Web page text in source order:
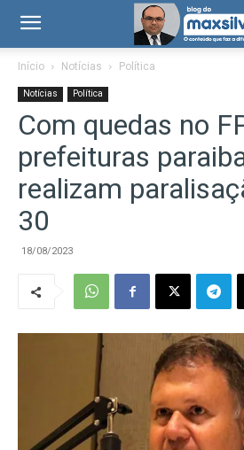
Início Notícias Política
Notícias Política
Com quedas no
prefeituras
realizam
30
18/08/2023